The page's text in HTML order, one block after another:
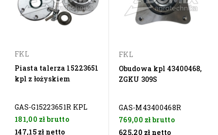
FKL
Piasta talerza 15223651
kpl z łożyskiem
GAS-G15223651R KPL
181,00 złbrutto
147,15 zł netto
FKL
Obudowa kpl 43400468,
ZGKU 309S
GAS-M43400468R
769,00 złbrutto
625,20 zł netto